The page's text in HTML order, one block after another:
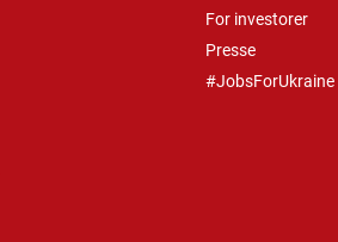
For investorer
Presse
#JobsForUkraine